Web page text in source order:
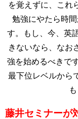
を覚えずに、これ
勉強にやたら時
す。もし、今、英
きないなら、なお
強を始めるべきで
最下位レベルから
藤井セミナーが